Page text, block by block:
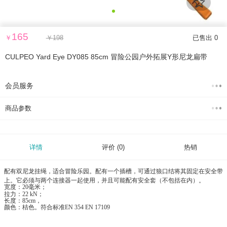
￥ 165 ￥198 已售出 0
CULPEO Yard Eye DY085 85cm 冒险公园户外拓展Y形尼龙扁带
会员服务
商品参数
详情 评价 (0) 热销
配有双尼龙挂绳，适合冒险乐园。配有一个插槽，可通过狼口结将其固定在安全带
上。它必须与两个连接器一起使用，并且可能配有安全套（不包括在内）。
宽度：20毫米；
拉力：22 kN；
长度：85cm，
颜色：桔色。符合标准EN 354 EN 17109